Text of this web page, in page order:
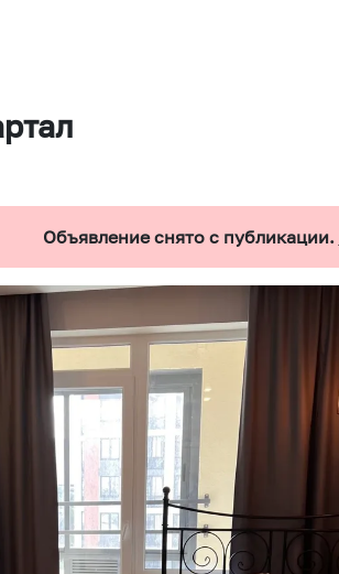
Объявление снято с публикации.